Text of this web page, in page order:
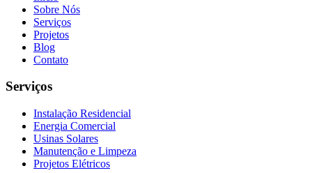
Sobre Nós
Serviços
Projetos
Blog
Contato
Serviços
Instalação Residencial
Energia Comercial
Usinas Solares
Manutenção e Limpeza
Projetos Elétricos